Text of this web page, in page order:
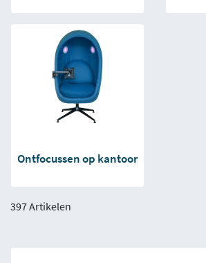
Ontfocussen op kantoor
397 Artikelen